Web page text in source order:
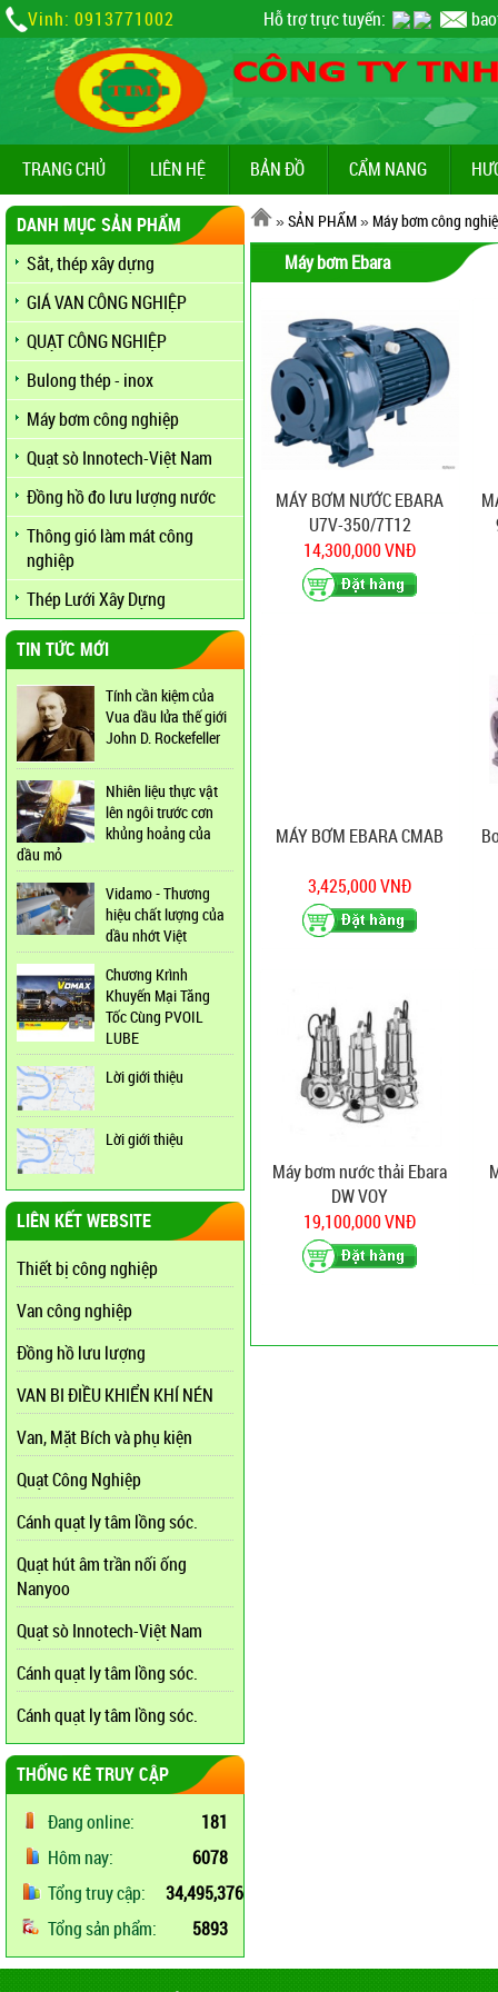
Vinh: 0913771002 Hỗ trợ trực tuyến:
TRANG CHỦ LIÊN HỆ BẢN ĐỒ CẨM NANG
DANH MỤC SẢN PHẨM
Sắt, thép xây dựng
GIÁ VAN CÔNG NGHIỆP
QUẠT CÔNG NGHIỆP
Bulong thép - inox
Máy bơm công nghiệp
Quạt sò Innotech-Việt Nam
Đồng hồ đo lưu lượng nước
Thông gió làm mát công
nghiệp
Thép Lưới Xây Dựng
TIN TỨC MỚI
Tính cần kiệm của
Vua dầu lửa thế giới
John D. Rockefeller
Nhiên liệu thực vật
lên ngôi trước cơn
khủng hoảng của
dầu mỏ
Vidamo - Thương
hiệu chất lượng của
dầu nhớt Việt
Chương Krình
Khuyến Mại Tăng
Tốc Cùng PVOIL
LUBE
Lời giới thiệu
Lời giới thiệu
LIÊN KẾT WEBSITE
Thiết bị công nghiệp
Van công nghiệp
Đồng hồ lưu lượng
VAN BI ĐIỀU KHIỂN KHÍ NÉN
Van, Mặt Bích và phụ kiện
Quạt Công Nghiệp
Cánh quạt ly tâm lồng sóc.
Quạt hút âm trần nối ống
Nanyoo
Quạt sò Innotech-Việt Nam
Cánh quạt ly tâm lồng sóc.
Cánh quạt ly tâm lồng sóc.
THỐNG KÊ TRUY CẬP
Đang online:
181
Hôm nay:
6078
Tổng truy cập:
34,495,376
Tổng sản phẩm:
5893
»SẢN PHẨM» Máy bơm công
Máy bơm Ebara
MÁY BƠM NƯỚC EBARA
U7V-350/7T12
14,300,000 VNĐ
MÁY BƠM EBARA CMAB
3,425,000 VNĐ
Máy bơm nước thải Ebara
DW VOY
19,100,000 VNĐ